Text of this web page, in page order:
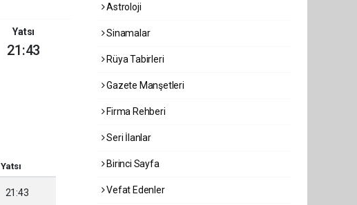
Yatsı
21:43
Yatsı
21:43
Astroloji
Sinamalar
Rüya Tabirleri
Gazete Manşetleri
Firma Rehberi
Seri İlanlar
Birinci Sayfa
Vefat Edenler